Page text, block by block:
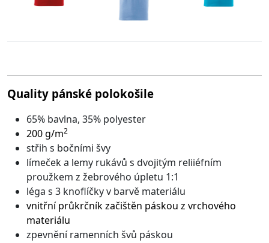
Quality pánské polokošile
65% bavlna, 35% polyester
200 g/m2
střih s bočními švy
límeček a lemy rukávů s dvojitým reliiéfním
proužkem z žebrového úpletu 1:1
léga s 3 knoflíčky v barvě materiálu
vnitřní průkrčník začištěn páskou z vrchového
materiálu
zpevnění ramenních švů páskou